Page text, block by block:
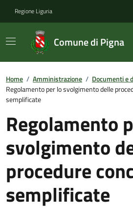
Regione Liguria
Comune di Pigna
Home / Amministrazione / Documenti e
Regolamento per lo svolgimento delle
semplificate
Regolamento
svolgimento
procedure
semplificate